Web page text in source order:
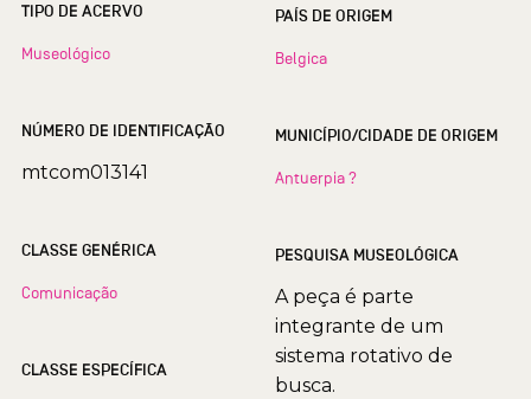
TIPO DE ACERVO
Museológico
NÚMERO DE IDENTIFICAÇÃO
mtcom013141
CLASSE GENÉRICA
Comunicação
CLASSE ESPECÍFICA
PAÍS DE ORIGEM
Belgica
MUNICÍPIO/CIDADE DE ORIGEM
Antuerpia ?
PESQUISA MUSEOLÓGICA
A peça é parte
integrante de um
sistema rotativo de
busca.